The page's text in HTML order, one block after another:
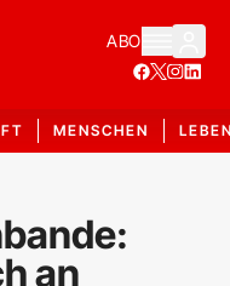
ABO
MENSCHEN
an